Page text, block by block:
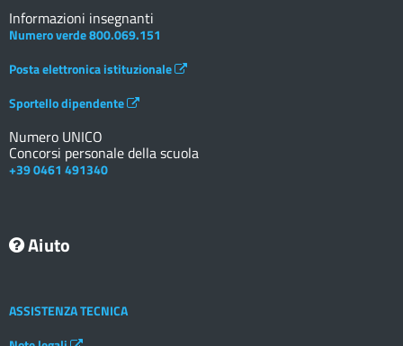
Informazioni insegnanti
Numero verde 800.069.151
Posta elettronica istituzionale
Sportello dipendente
Numero UNICO
Concorsi personale della scuola
+39 0461 491340
Aiuto
ASSISTENZA TECNICA